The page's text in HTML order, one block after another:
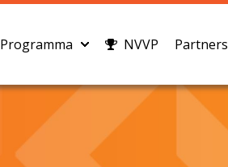
Programma NVVP Partners